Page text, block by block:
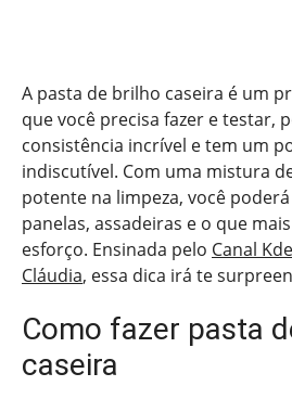
A pasta de brilho caseira é um
que você precisa fazer e testar,
consistência incrível e tem um
indiscutível. Com uma mistura
potente na limpeza, você
panelas, assadeiras e o que
esforço. Ensinada pelo Canal
Cláudia, essa dica irá te
Como fazer pasta
caseira